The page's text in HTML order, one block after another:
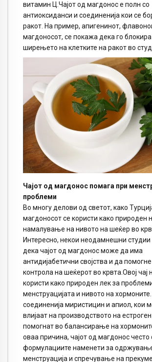
витамин Ц.Чајот од магдонос е полн со
антиоксиданси и соединенија кои се
ракот. На пример, апигенинот,
магдоносот, се покажа дека го блокира
ширењето на клетките на ракот во
Чајот од магдонос помага при
проблеми
Во многу делови од светот, како
магдоносот се користи како природен
намалување на нивото на шеќер во
Интересно, некои неодамнешни студии
дека чајот од магдонос може да има
антидијабетични својства и да
контрола на шеќерот во крвта.Овој чај
користи како природен лек за
менструацијата и нивото на
соединенија миристицин и апиол, кои
влијаат на производството на
помогнат во балансирање на
оваа причина, чајот од магдонос често
формулациите наменети за
менструација и спречување на